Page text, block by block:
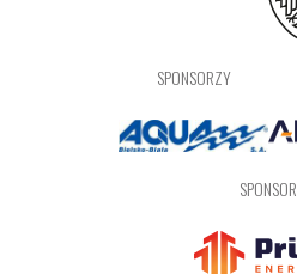
SPONSORZY
SPONSOR